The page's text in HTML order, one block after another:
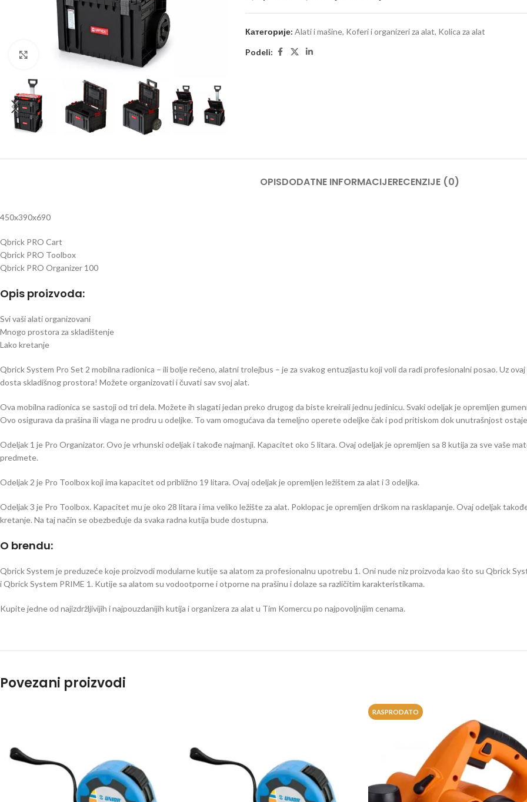
Kliknite za uvećanje
Категорије: Alati i mašine, Koferi i organizeri za alat, Kolica za alat
Podeli:
OPISDODATNE INFORMACIJERECENZIJE (0)
450x390x690
Qbrick PRO Cart
Qbrick PRO Toolbox
Qbrick PRO Organizer 100
Opis proizvoda:
Svi vaši alati organizovani
Mnogo prostora za skladištenje
Lako kretanje
Qbrick System Pro Set 2 mobilna radionica – ili bolje rečeno, alatni trolejbus – je za svakog entuzijastu koji voli da radi profesionalni posao. Uz
dosta skladišnog prostora! Možete organizovati i čuvati sav svoj alat.
Ova mobilna radionica se sastoji od tri dela. Možete ih slagati jedan preko drugog da biste kreirali jednu jedinicu. Svaki odeljak je opremljen
Ovo osigurava da prašina ili vlaga ne prodru u odeljke. To vam omogućava da temeljno operete odeljke čak i pod pritiskom dok unutrašnjost
Odeljak 1 je Pro Organizator. Ovo je vrhunski odeljak i takođe najmanji. Kapacitet oko 5 litara. Ovaj odeljak je opremljen sa 8 kutija za sve vaše
predmete.
Odeljak 2 je Pro Toolbox koji ima kapacitet od približno 19 litara. Ovaj odeljak je opremljen ležištem za alat i 3 odeljka.
Odeljak 3 je Pro Toolbox. Kapacitet mu je oko 28 litara i ima veliko ležište za alat. Poklopac je opremljen drškom na rasklapanje. Ovaj odeljak
kretanje. Na taj način se obezbeđuje da svaka radna kutija bude dostupna.
O brendu:
Qbrick System je preduzeće koje proizvodi modularne kutije sa alatom za profesionalnu upotrebu 1. Oni nude niz proizvoda kao što su Qbrick
i Qbrick System PRIME 1. Kutije sa alatom su vodootporne i otporne na prašinu i dolaze sa različitim karakteristikama.
Kupite jedne od najizdržljivijih i najpouzdanijih kutija i organizera za alat u Tim Komercu po najpovoljnijim cenama.
Povezani proizvodi
RASPRODATO